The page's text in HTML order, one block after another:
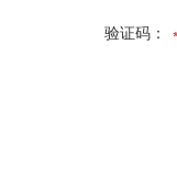
验证码：